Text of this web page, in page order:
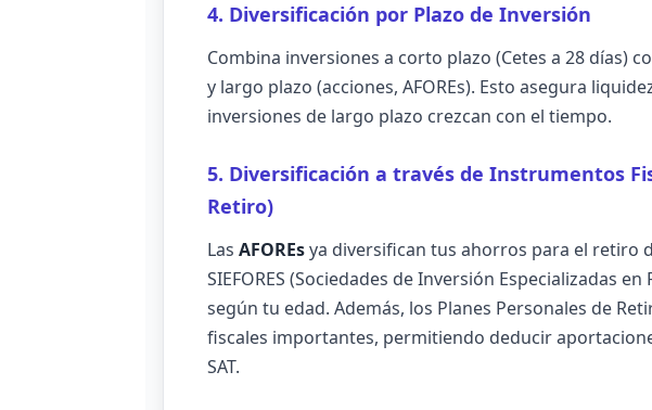
4. Diversificación por Plazo de Inversión
Combina inversiones a corto plazo (Cetes a 28 días)
y largo plazo (acciones, AFOREs). Esto asegura
inversiones de largo plazo crezcan con el tiempo.
5. Diversificación a través de Instrumentos
Retiro)
Las AFOREsya diversifican tus ahorros para el retiro
SIEFORES (Sociedades de Inversión Especializadas
según tu edad. Además, los Planes Personales de
fiscales importantes, permitiendo deducir
SAT.